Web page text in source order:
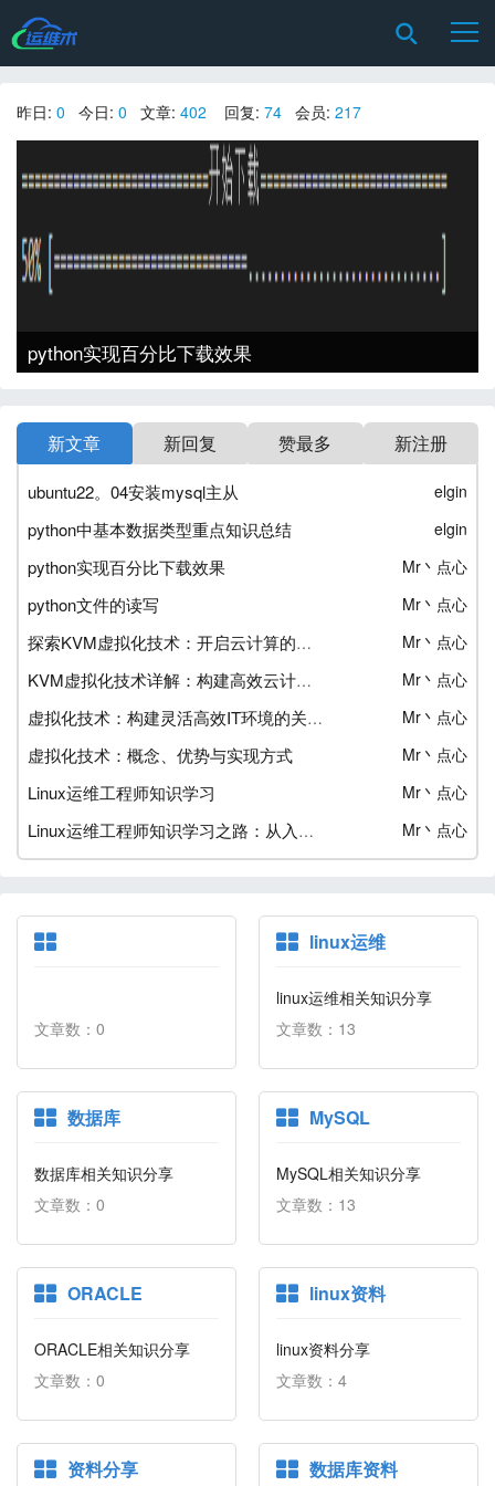
昨日: 0 今日: 0 文章: 402 回复: 74 会员: 217
python实现百分比下载效果
新文章 新回复 赞最多 新注册
ubuntu22。04安装mysql主从 elgin
python中基本数据类型重点知识总结 elgin
python实现百分比下载效果 Mr丶点心
python文件的读写
Mr丶点心
探索KVM虚拟化技术：开启云计算的新篇章
Mr丶点心
KVM虚拟化技术详解：构建高效云计算平台的关键
Mr丶点心
虚拟化技术：构建灵活高效IT环境的关键
Mr丶点心
虚拟化技术：概念、优势与实现方式 Mr丶点心
Linux运维工程师知识学习
Mr丶点心
Linux运维工程师知识学习之路：从入门到精通
Mr丶点心
文章数：0
linux运维
linux运维相关知识分享
文章数：13
数据库
数据库相关知识分享
文章数：0
MySQL
MySQL相关知识分享
文章数：13
ORACLE
ORACLE相关知识分享
文章数：0
linux资料
linux资料分享
文章数：4
资料分享 数据库资料